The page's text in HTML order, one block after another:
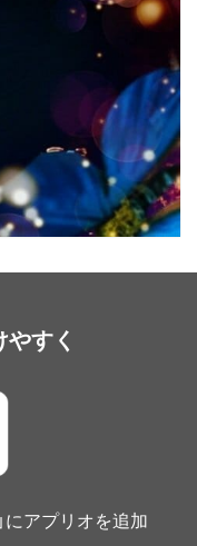
すく
にアプリオを追加